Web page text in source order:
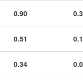
0.90
0.51
0.34